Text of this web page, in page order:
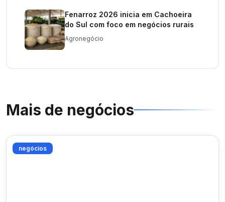
Fenarroz 2026 inicia em Cachoeira
do Sul com foco em negócios rurais
Agronegócio
Mais de negócios
negócios